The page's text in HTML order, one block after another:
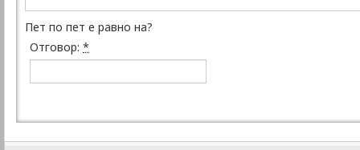
Пет по пет е равно на?
Отговор: *